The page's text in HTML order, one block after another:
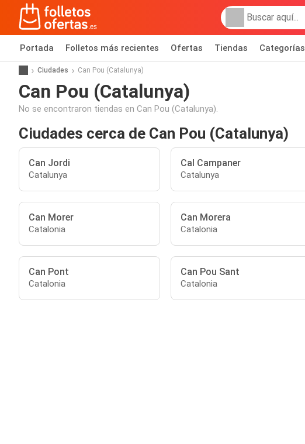
Portada Folletos más recientes Ofertas Tiendas Categorías
Ciudades Can Pou (Catalunya)
Can Pou (Catalunya)
No se encontraron tiendas en Can Pou (Catalunya).
Ciudades cerca de Can Pou (Catalunya)
Can Jordi
Catalunya
Cal Campaner
Catalunya
Can Morer
Catalonia
Can Morera
Catalonia
Can Pont
Catalonia
Can Pou Sant
Catalonia